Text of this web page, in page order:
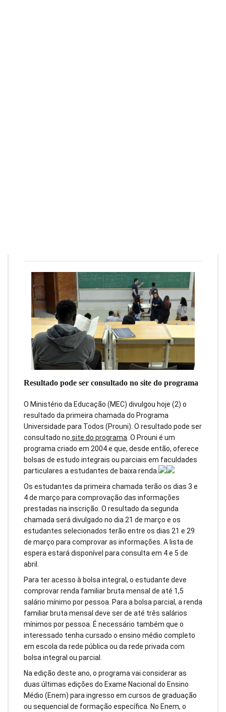
Resultado pode ser consultado no site do programa
O Ministério da Educação (MEC) divulgou hoje (2) o
resultado da primeira chamada do Programa
Universidade para Todos (Prouni). O resultado pode ser
consultado no site do programa. O Prouni é um
programa criado em 2004 e que, desde então, oferece
bolsas de estudo integrais ou parciais em faculdades
particulares a estudantes de baixa renda.
Os estudantes da primeira chamada terão os dias 3 e
4 de março para comprovação das informações
prestadas na inscrição. O resultado da segunda
chamada será divulgado no dia 21 de março e os
estudantes selecionados terão entre os dias 21 e 29
de março para comprovar as informações. A lista de
espera estará disponível para consulta em 4 e 5 de
abril.
Para ter acesso à bolsa integral, o estudante deve
comprovar renda familiar bruta mensal de até 1,5
salário mínimo por pessoa. Para a bolsa parcial, a renda
familiar bruta mensal deve ser de até três salários
mínimos por pessoa. É necessário também que o
interessado tenha cursado o ensino médio completo
em escola da rede pública ou da rede privada com
bolsa integral ou parcial.
Na edição deste ano, o programa vai considerar as
duas últimas edições do Exame Nacional do Ensino
Médio (Enem) para ingresso em cursos de graduação
ou sequencial de formação específica. No Enem, o